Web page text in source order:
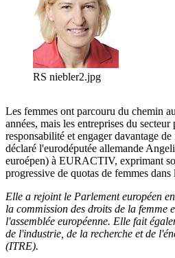
RS niebler2.jpg
Les femmes ont parcouru du chemin
années, mais les entreprises du
responsabilité et engager davantage
déclaré l'eurodéputée allemande
euroépen) à EURACTIV, exprimant
progressive de quotas de femmes
Elle a rejoint le Parlement européen
la commission des droits de la femme
l'assemblée européenne. Elle fait
de l'industrie, de la recherche et de
(ITRE).